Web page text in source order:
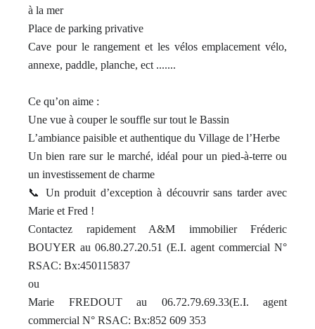
à la mer
Place de parking privative
Cave pour le rangement et les vélos emplacement vélo,
annexe, paddle, planche, ect .......
Ce qu’on aime :
Une vue à couper le souffle sur tout le Bassin
L’ambiance paisible et authentique du Village de l’Herbe
Un bien rare sur le marché, idéal pour un pied-à-terre ou
un investissement de charme
📞 Un produit d’exception à découvrir sans tarder avec
Marie et Fred !
Contactez rapidement A&M immobilier Fréderic
BOUYER au 06.80.27.20.51 (E.I. agent commercial N°
RSAC: Bx:450115837
ou
Marie FREDOUT au 06.72.79.69.33(E.I. agent
commercial N° RSAC: Bx:852 609 353